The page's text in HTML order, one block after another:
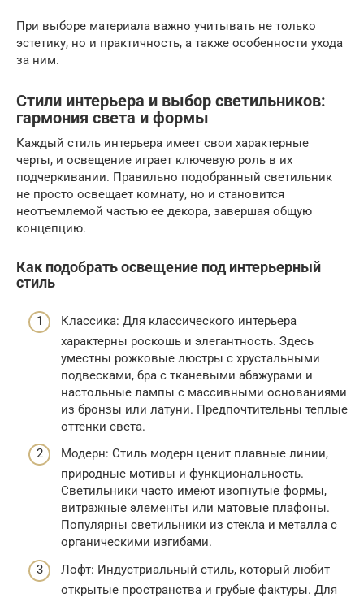
При выборе материала важно учитывать не только
эстетику, но и практичность, а также особенности ухода
за ним.
Стили интерьера и выбор светильников:
гармония света и формы
Каждый стиль интерьера имеет свои характерные
черты, и освещение играет ключевую роль в их
подчеркивании. Правильно подобранный светильник
не просто освещает комнату, но и становится
неотъемлемой частью ее декора, завершая общую
концепцию.
Как подобрать освещение под интерьерный
стиль
Классика: Для классического интерьера
характерны роскошь и элегантность. Здесь
уместны рожковые люстры с хрустальными
подвесками, бра с тканевыми абажурами и
настольные лампы с массивными основаниями
из бронзы или латуни. Предпочтительны теплые
оттенки света.
Модерн: Стиль модерн ценит плавные линии,
природные мотивы и функциональность.
Светильники часто имеют изогнутые формы,
витражные элементы или матовые плафоны.
Популярны светильники из стекла и металла с
органическими изгибами.
Лофт: Индустриальный стиль, который любит
открытые пространства и грубые фактуры. Для